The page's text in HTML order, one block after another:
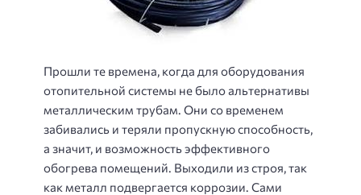
Прошли те времена, когда для оборудования
отопительной системы не было альтернативы
металлическим трубам. Они со временем
забивались и теряли пропускную способность,
а значит, и возможность эффективного
обогрева помещений. Выходили из строя, так
как металл подвергается коррозии. Сами